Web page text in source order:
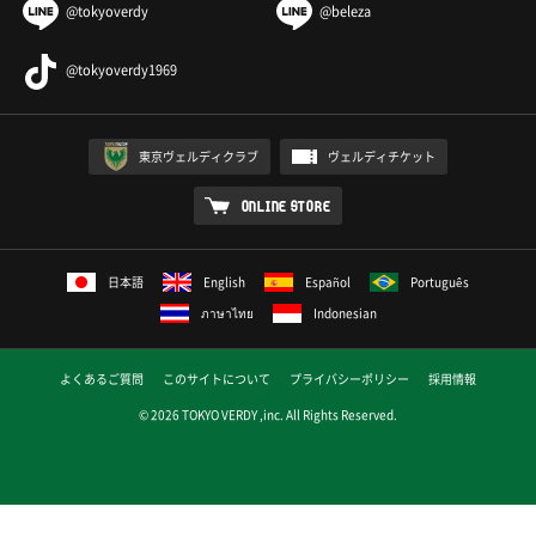
@tokyoverdy @beleza
@tokyoverdy1969
東京ヴェルディクラブ ヴェルディチケット
ONLINE STORE
日本語 English Español
Português
ภาษาไทย
Indonesian
よくあるご質問 このサイトについて プライバシーポリシー
採用情報
© 2026 TOKYO VERDY ,inc. All Rights Reserved.